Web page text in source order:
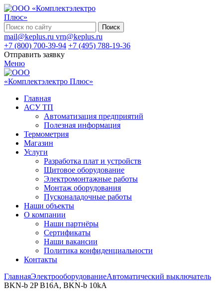
Поиск
mail@keplus.ru vrn@keplus.ru
+7 (800) 700-39-94 +7 (495) 788-19-36
Отправить заявку
Меню
Главная
АСУ ТП
Автоматизация предприятий
Полезная информация
Термометрия
Магазин
Услуги
Разработка плат и устройств
Щитовое оборудование
Электромонтажные работы
Монтаж оборудования
Пусконаладочные работы
Наши объекты
О компании
Наши партнёры
Сертификаты
Наши вакансии
Политика конфиденциальности
Контакты
ГлавнаяЭлектрооборудованиеАвтоматический выключатель
BKN-b 2P B16A, BKN-b 10kA